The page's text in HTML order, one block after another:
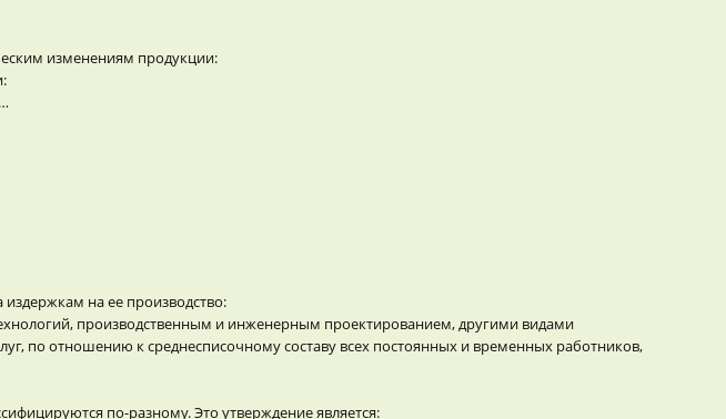
изменениям продукции:
на ее производство:
производственным и инженерным проектированием, другими видами
по отношению к среднесписочному составу всех постоянных и временных работников,
по-разному. Это утверждение является: